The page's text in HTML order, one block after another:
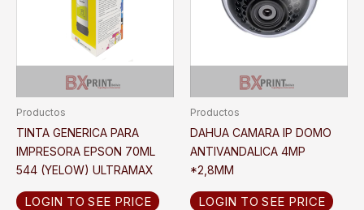
Productos
TINTA GENERICA PARA
IMPRESORA EPSON 70ML
544 (YELOW) ULTRAMAX
LOGIN TO SEE PRICE
Productos
DAHUA CAMARA IP DOMO
ANTIVANDALICA 4MP
*2,8MM
LOGIN TO SEE PRICE